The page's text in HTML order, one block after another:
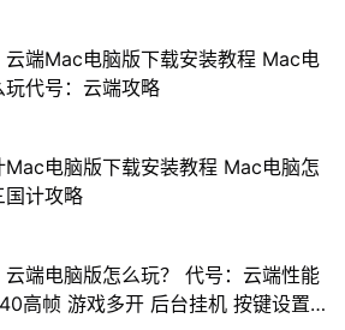
云端Mac电脑版下载安装教程 Mac电
玩代号：云端攻略
Mac电脑版下载安装教程 Mac电脑怎
国计攻略
云端电脑版怎么玩？ 代号：云端性能
高帧 游戏多开 后台挂机 按键设置